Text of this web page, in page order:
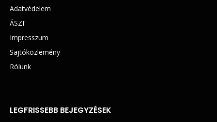
Adatvédelem
ÁSZF
Impresszum
Sajtóközlemény
Rólunk
LEGFRISSEBB BEJEGYZÉSEK